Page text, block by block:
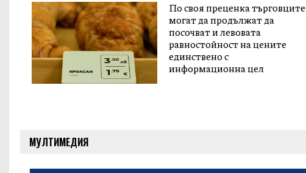
По своя преценка търговците
могат да продължат да
посочват и левовата
равностойност на цените
единствено с
информационна цел
МУЛТИМЕДИЯ